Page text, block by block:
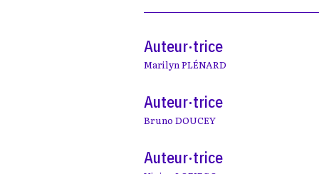
Auteur·trice
Marilyn PLÉNARD
Auteur·trice
Bruno DOUCEY
Auteur·trice